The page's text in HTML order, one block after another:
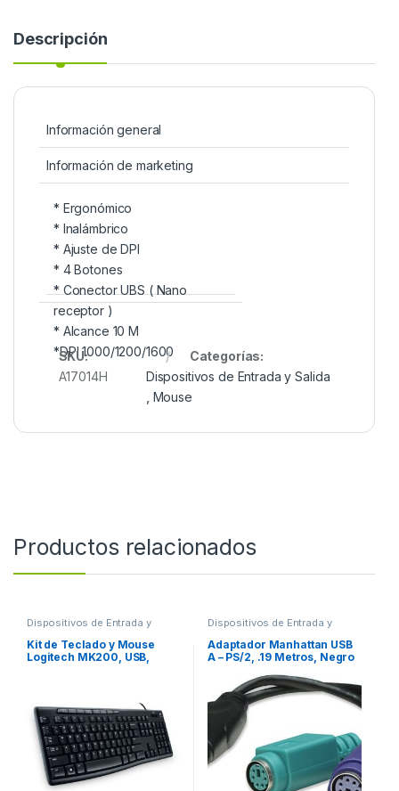
Descripción
Información general
Información de marketing
* Ergonómico
* Inalámbrico
* Ajuste de DPI
* 4 Botones
* Conector UBS ( Nano
receptor )
* Alcance 10 M
*DPI 1000/1200/1600
SKU:
A17014H
Categorías:
Dispositivos de Entrada y Salida
Mouse
Productos relacionados
Dispositivos de Entrada y
Salida Teclados y Keypads
Kit de Teclado y Mouse
Logitech MK200, USB,
Dispositivos de Entrada y
Salida
Adaptador Manhattan USB
A – PS/2, .19 Metros, Negro
TECLADO Y MOUSE